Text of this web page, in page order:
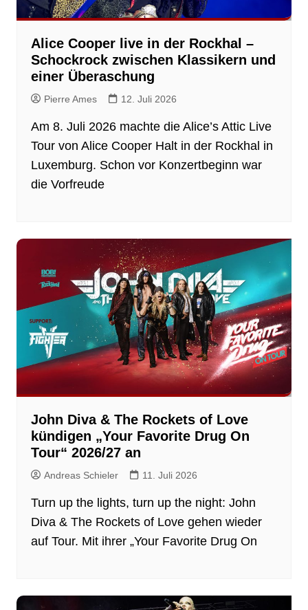
Alice Cooper live in der Rockhal –
Schockrock zwischen Klassikern und
einer Überaschung
Pierre Ames 12. Juli 2026
Am 8. Juli 2026 machte die Alice’s Attic Live
Tour von Alice Cooper Halt in der Rockhal in
Luxemburg. Schon vor Konzertbeginn war
die Vorfreude
John Diva & The Rockets of Love
kündigen „Your Favorite Drug On
Tour“ 2026/27 an
Andreas Schieler 11. Juli 2026
Turn up the lights, turn up the night: John
Diva & The Rockets of Love gehen wieder
auf Tour. Mit ihrer „Your Favorite Drug On